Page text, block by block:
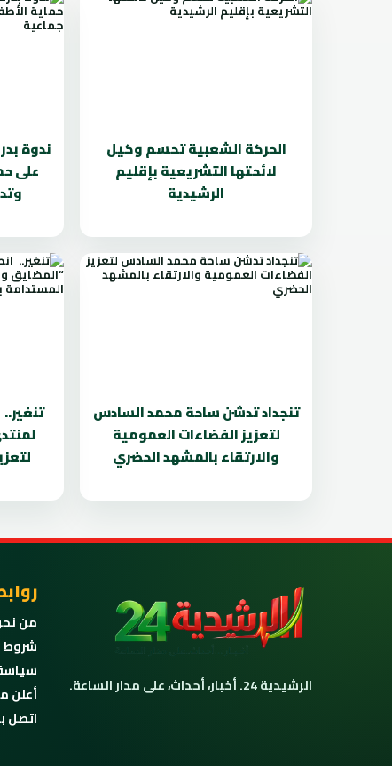
الحركة الشعبية تحسم وكيل
لائحتها التشريعية بإقليم
الرشيدية
ندوة
على
تنجداد تدشن ساحة محمد السادس
لتعزيز الفضاءات العمومية
والارتقاء بالمشهد الحضري
الرشيدية 24. أخبار، أحداث، على مدار الساعة.
من
شروط
أعلن
اتصل